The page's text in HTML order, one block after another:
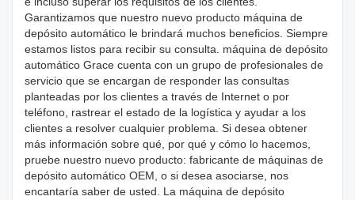
Garantizamos que nuestro nuevo producto máquina de
depósito automático le brindará muchos beneficios. Siempre
estamos listos para recibir su consulta. máquina de depósito
automático Grace cuenta con un grupo de profesionales de
servicio que se encargan de responder las consultas
planteadas por los clientes a través de Internet o por
teléfono, rastrear el estado de la logística y ayudar a los
clientes a resolver cualquier problema. Si desea obtener
más información sobre qué, por qué y cómo lo hacemos,
pruebe nuestro nuevo producto: fabricante de máquinas de
depósito automático OEM, o si desea asociarse, nos
encantaría saber de usted. La máquina de depósito